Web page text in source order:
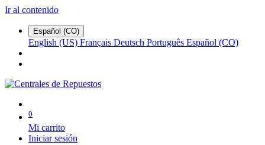
Ir al contenido
Español (CO)
English (US) Français Deutsch Português Español (CO)
0
Mi carrito
Iniciar sesión